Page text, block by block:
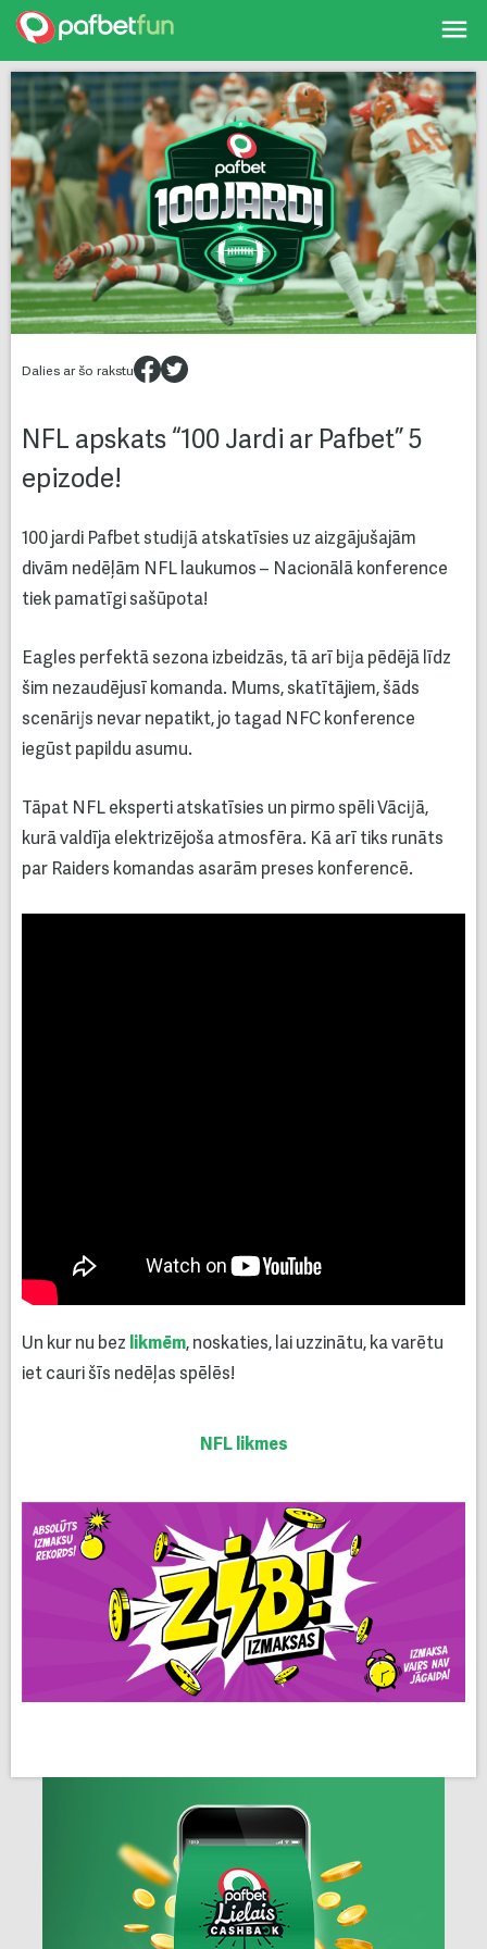
Skip
content
Dalies ar šo rakstu
NFL apskats “100 Jardi ar Pafbet” 5
epizode!
100 jardi Pafbet studijā atskatīsies uz aizgājušajām
divām nedēļām NFL laukumos – Nacionālā konference
tiek pamatīgi sašūpota!
Eagles perfektā sezona izbeidzās, tā arī bija pēdējā līdz
šim nezaudējusī komanda. Mums, skatītājiem, šāds
scenārijs nevar nepatikt, jo tagad NFC konference
iegūst papildu asumu.
Tāpat NFL eksperti atskatīsies un pirmo spēli Vācijā,
kurā valdīja elektrizējoša atmosfēra. Kā arī tiks runāts
par Raiders komandas asarām preses konferencē.
Un kur nu bez likmēm, noskaties, lai uzzinātu, ka varētu
iet cauri šīs nedēļas spēlēs!
NFL likmes